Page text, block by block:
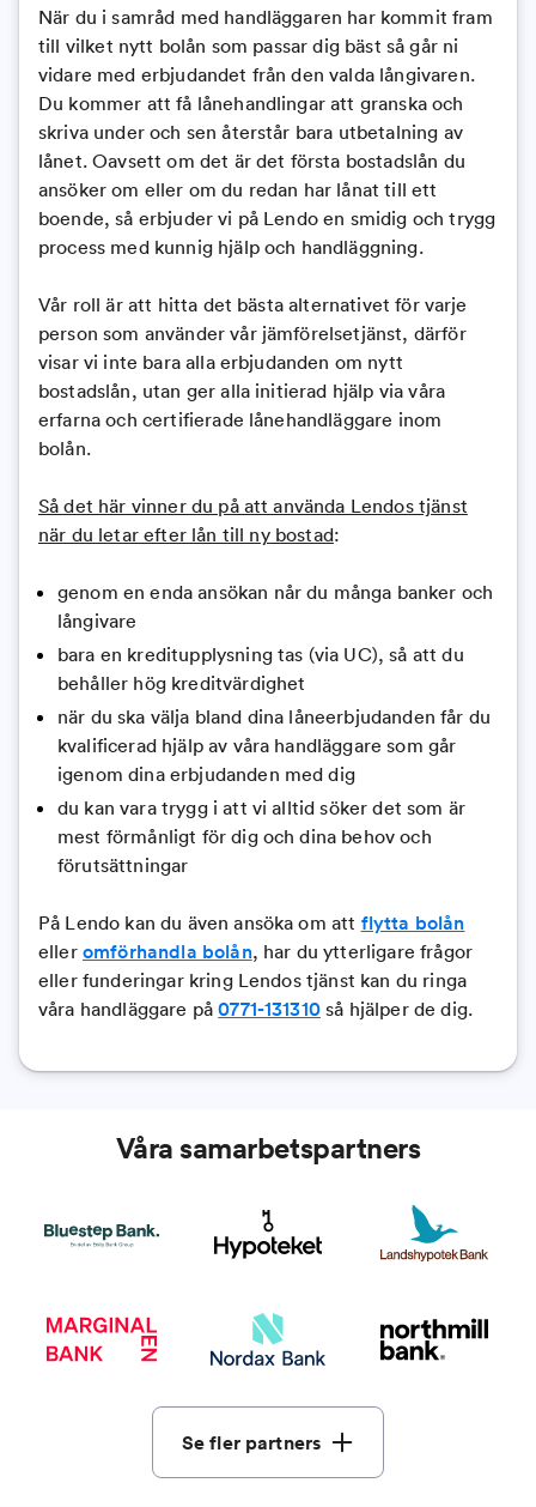
När du i samråd med handläggaren har kommit fram
till vilket nytt bolån som passar dig bäst så går ni
vidare med erbjudandet från den valda långivaren.
Du kommer att få lånehandlingar att granska och
skriva under och sen återstår bara utbetalning av
lånet. Oavsett om det är det första bostadslån du
ansöker om eller om du redan har lånat till ett
boende, så erbjuder vi på Lendo en smidig och trygg
process med kunnig hjälp och handläggning.
Vår roll är att hitta det bästa alternativet för varje
person som använder vår jämförelsetjänst, därför
visar vi inte bara alla erbjudanden om nytt
bostadslån, utan ger alla initierad hjälp via våra
erfarna och certifierade lånehandläggare inom
bolån.
Så det här vinner du på att använda Lendos tjänst
när du letar efter lån till ny bostad:
genom en enda ansökan når du många banker och
långivare
bara en kreditupplysning tas (via UC), så att du
behåller hög kreditvärdighet
när du ska välja bland dina låneerbjudanden får du
kvalificerad hjälp av våra handläggare som går
igenom dina erbjudanden med dig
du kan vara trygg i att vi alltid söker det som är
mest förmånligt för dig och dina behov och
förutsättningar
På Lendo kan du även ansöka om att flytta bolån
eller omförhandla bolån, har du ytterligare frågor
eller funderingar kring Lendos tjänst kan du ringa
våra handläggare på0771-131310så hjälper de dig.
Våra samarbetspartners
Se fler partners